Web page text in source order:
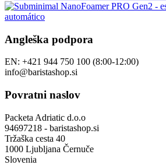
Angleška podpora
EN: +421 944 750 100 (8:00-12:00)
info@baristashop.si
Povratni naslov
Packeta Adriatic d.o.o
94697218 - baristashop.si
Tržaška cesta 40
1000 Ljubljana Černuče
Slovenia